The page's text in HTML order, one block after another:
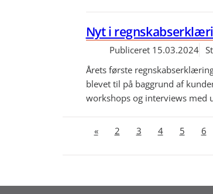
Nyt i
Publiceret 15.03.2024
Årets første
blevet til på baggrund af
workshops og interviews med
« 2 3 4 5 6